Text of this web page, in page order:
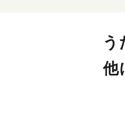
う
他